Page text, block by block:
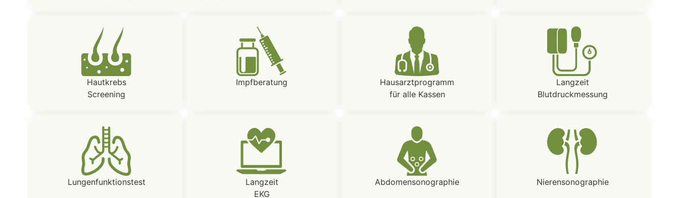
Hautkrebs
Screening
Impfberatung
Hausarztprogramm
für alle Kassen
Langzeit
Blutdruckmessung
Lungenfunktionstest
Langzeit
EKG
Abdomensonographie Nierensonographie